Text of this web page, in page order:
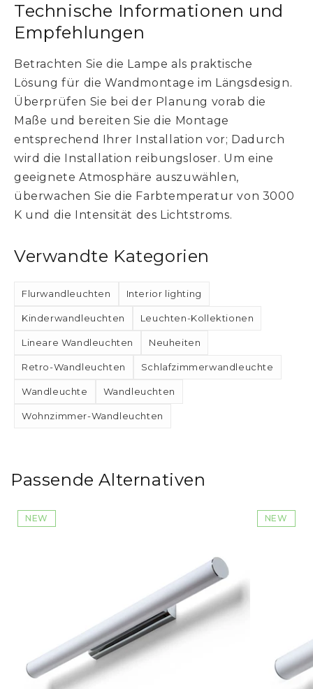
Technische Informationen und
Empfehlungen
Betrachten Sie die Lampe als praktische
Lösung für die Wandmontage im Längsdesign.
Überprüfen Sie bei der Planung vorab die
Maße und bereiten Sie die Montage
entsprechend Ihrer Installation vor; Dadurch
wird die Installation reibungsloser. Um eine
geeignete Atmosphäre auszuwählen,
überwachen Sie die Farbtemperatur von 3000
K und die Intensität des Lichtstroms.
Verwandte Kategorien
Flurwandleuchten Interior lighting
Kinderwandleuchten Leuchten-Kollektionen
Lineare Wandleuchten Neuheiten
Retro-Wandleuchten Schlafzimmerwandleuchte
Wandleuchte Wandleuchten
Wohnzimmer-Wandleuchten
Passende Alternativen
NEW NEW